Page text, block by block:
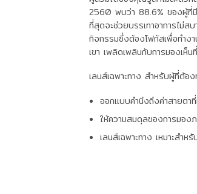
2560 พบว่า 88.6% ของผู้ที่มี
ที่สุดจะช่วยบรรเทาอาการไม่ส
กิจกรรมซึ่งต้องโฟกัสเพื่อทำง
เขา เพลิดเพลินกับการมองเห็
เลนส์เฉพาะทาง สำหรับผู้ที่ต้อ
ออกแบบคำนึงถึงค่าสายตา
ให้ความสมดุลของการมอง
เลนส์เฉพาะทาง เหมาะสำ